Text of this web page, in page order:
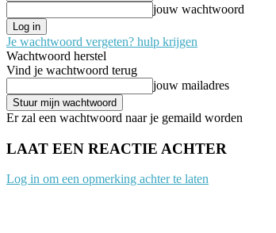
jouw wachtwoord
Je wachtwoord vergeten? hulp krijgen
Wachtwoord herstel
Vind je wachtwoord terug
jouw mailadres
Er zal een wachtwoord naar je gemaild worden
LAAT EEN REACTIE ACHTER
Log in om een opmerking achter te laten